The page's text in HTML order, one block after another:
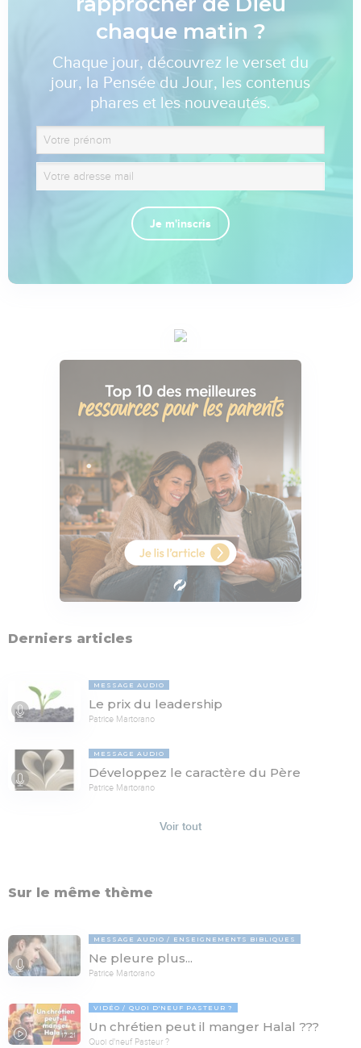
chaque matin ?
Chaque jour, découvrez le verset du
jour, la Pensée du Jour, les contenus
phares et les nouveautés.
Je m'inscris
Derniers articles
MESSAGE AUDIO
Le prix du leadership
Patrice Martorano
MESSAGE AUDIO
Développez le caractère du Père
Patrice Martorano
Voir tout
Sur le même thème
MESSAGE AUDIO ENSEIGNEMENTS BIBLIQUES
Ne pleure plus...
Patrice Martorano
17:21
VIDÉO QUOI D'NEUF PASTEUR ?
Un chrétien peut il manger Halal ???
Quoi d'neuf Pasteur ?